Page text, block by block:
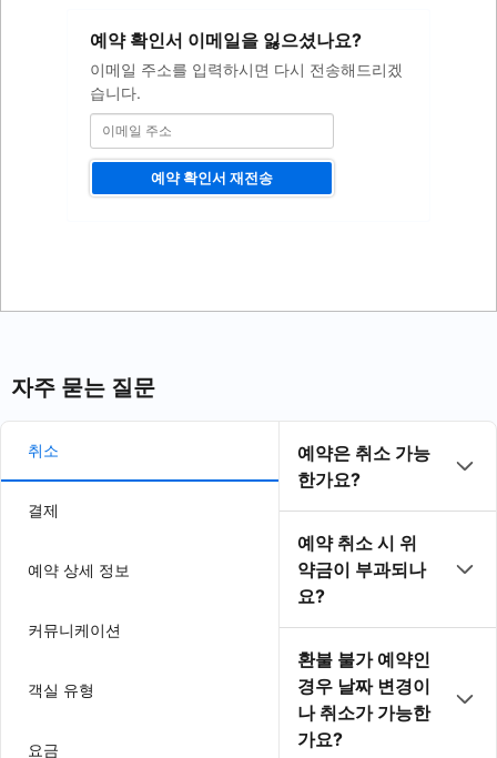
예약 확인서 이메일을 잃으셨나요?
이메일 주소를 입력하시면 다시 전송해드리겠
습니다.
예약 확인서 재전송
자주 묻는 질문
취소
결제
예약 상세 정보
커뮤니케이션
객실 유형
요금
예약은 취소 가능
한가요?
예약 취소 시 위
약금이 부과되나
요?
환불 불가 예약인
경우 날짜 변경이
나 취소가 가능한
가요?